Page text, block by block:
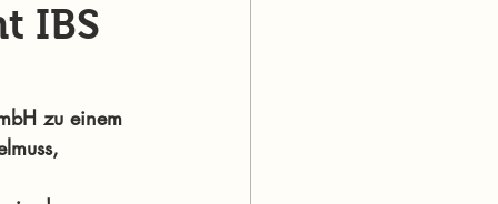
IBS
zu einem